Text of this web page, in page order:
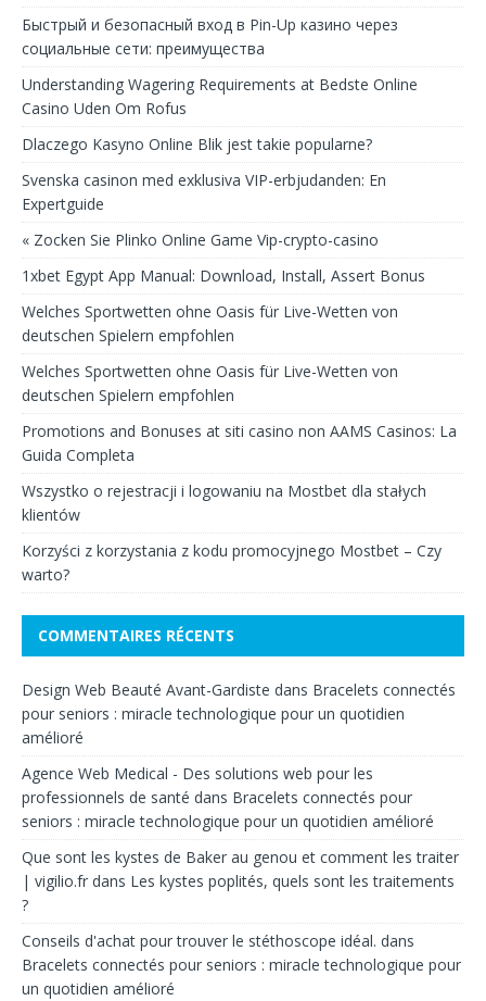
Быстрый и безопасный вход в Pin-Up казино через
социальные сети: преимущества
Understanding Wagering Requirements at Bedste Online
Casino Uden Om Rofus
Dlaczego Kasyno Online Blik jest takie popularne?
Svenska casinon med exklusiva VIP-erbjudanden: En
Expertguide
« Zocken Sie Plinko Online Game Vip-crypto-casino
1xbet Egypt App Manual: Download, Install, Assert Bonus
Welches Sportwetten ohne Oasis für Live-Wetten von
deutschen Spielern empfohlen
Welches Sportwetten ohne Oasis für Live-Wetten von
deutschen Spielern empfohlen
Promotions and Bonuses at siti casino non AAMS Casinos: La
Guida Completa
Wszystko o rejestracji i logowaniu na Mostbet dla stałych
klientów
Korzyści z korzystania z kodu promocyjnego Mostbet – Czy
warto?
COMMENTAIRES RÉCENTS
Design Web Beauté Avant-Gardiste dans Bracelets connectés
pour seniors : miracle technologique pour un quotidien
amélioré
Agence Web Medical - Des solutions web pour les
professionnels de santé dans Bracelets connectés pour
seniors : miracle technologique pour un quotidien amélioré
Que sont les kystes de Baker au genou et comment les traiter
| vigilio.fr dans Les kystes poplités, quels sont les traitements
?
Conseils d'achat pour trouver le stéthoscope idéal. dans
Bracelets connectés pour seniors : miracle technologique pour
un quotidien amélioré